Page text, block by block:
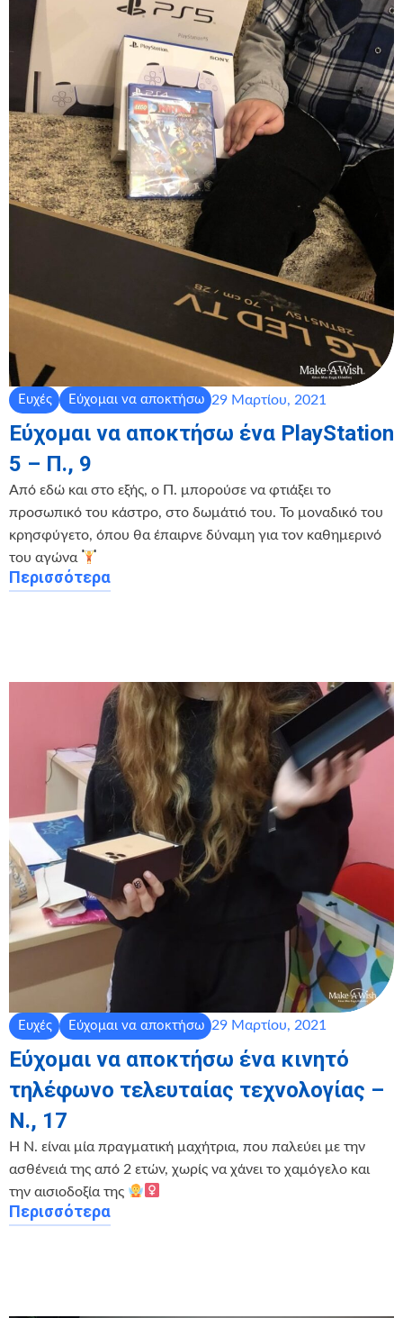
Ευχές Εύχομαι να αποκτήσω 29 Μαρτίου, 2021
Εύχομαι να αποκτήσω ένα PlayStation
5 – Π., 9
Από εδώ και στο εξής, ο Π. μπορούσε να φτιάξει το
προσωπικό του κάστρο, στο δωμάτιό του. Το μοναδικό του
κρησφύγετο, όπου θα έπαιρνε δύναμη για τον καθημερινό
του αγώνα
Περισσότερα
Ευχές Εύχομαι να αποκτήσω 29 Μαρτίου, 2021
Εύχομαι να αποκτήσω ένα κινητό
τηλέφωνο τελευταίας τεχνολογίας –
Ν., 17
Η Ν. είναι μία πραγματική μαχήτρια, που παλεύει με την
ασθένειά της από 2 ετών, χωρίς να χάνει το χαμόγελο και
την αισιοδοξία της
Περισσότερα